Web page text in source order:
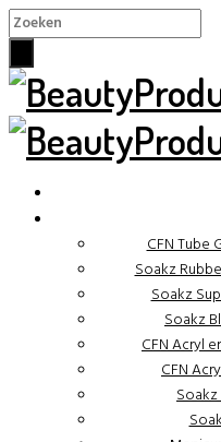
CFN Tube
Soakz
Soakz
Soakz
CFN Acryl
CFN